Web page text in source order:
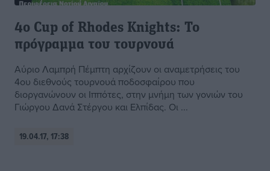
4ο Cup of Rhodes Knights: Το
πρόγραμμα του τουρνουά
Αύριο Λαμπρή Πέμπτη αρχίζουν οι αναμετρήσεις του
4ου διεθνούς τουρνουά ποδοσφαίρου που
διοργανώνουν οι Ιππότες, στην μνήμη των γονιών του
Γιώργου Δανά Στέργου και Ελπίδας. Οι ...
19.04.17, 17:38